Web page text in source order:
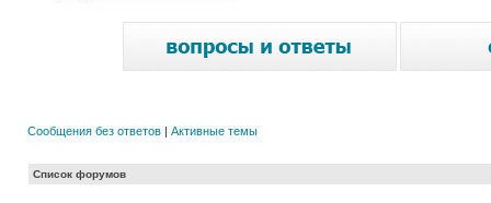
Сообщения без ответов | Активные темы
Список форумов